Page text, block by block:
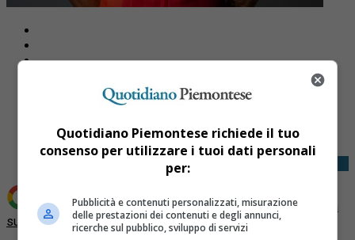
Aggiungi Quotidiano Piemontese come Fonte preferita
su Google
Quotidiano Piemontese richiede il tuo
consenso per utilizzare i tuoi dati personali
per:
Pubblicità e contenuti personalizzati, misurazione
delle prestazioni dei contenuti e degli annunci,
ricerche sul pubblico, sviluppo di servizi